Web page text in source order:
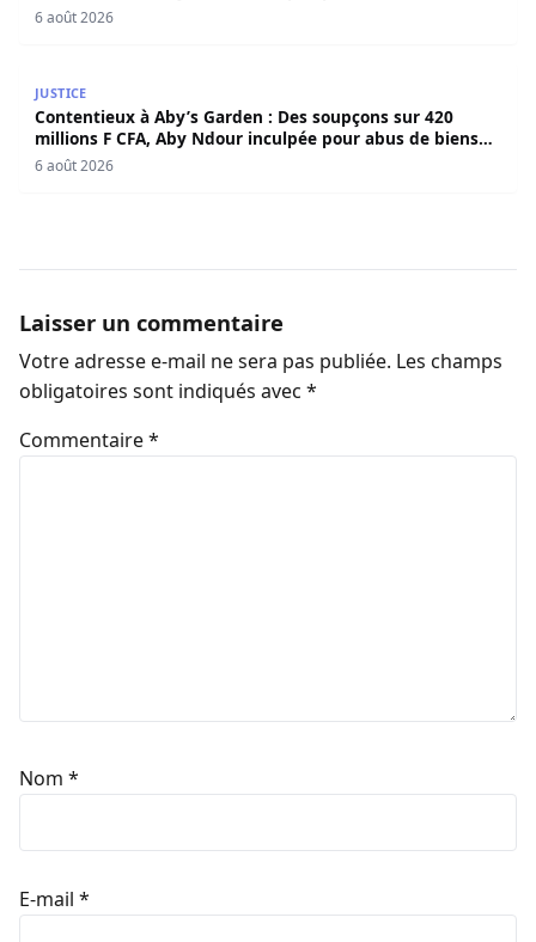
sociaux
6 août 2026
JUSTICE
Contentieux à Aby’s Garden : Des soupçons sur 420
millions F CFA, Aby Ndour inculpée pour abus de biens
sociaux
6 août 2026
Laisser un commentaire
Votre adresse e-mail ne sera pas publiée. Les champs
obligatoires sont indiqués avec *
Commentaire*
Nom *
E-mail *